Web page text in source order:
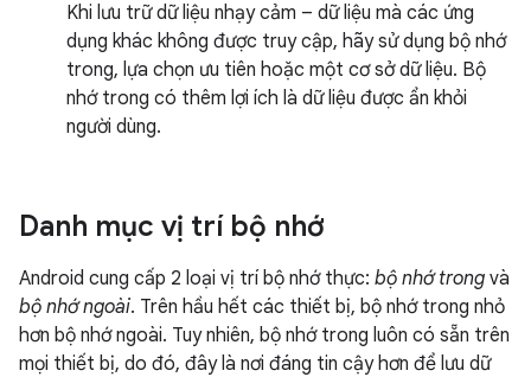
Khi lưu trữ dữ liệu nhạy cảm – dữ liệu mà các ứng
dụng khác không được truy cập, hãy sử dụng bộ nhớ
trong, lựa chọn ưu tiên hoặc một cơ sở dữ liệu. Bộ
nhớ trong có thêm lợi ích là dữ liệu được ẩn khỏi
người dùng.
Danh mục vị trí bộ nhớ
Android cung cấp 2 loại vị trí bộ nhớ thực: bộ nhớ trong và
bộ nhớ ngoài. Trên hầu hết các thiết bị, bộ nhớ trong nhỏ
hơn bộ nhớ ngoài. Tuy nhiên, bộ nhớ trong luôn có sẵn trên
mọi thiết bị, do đó, đây là nơi đáng tin cậy hơn để lưu dữ